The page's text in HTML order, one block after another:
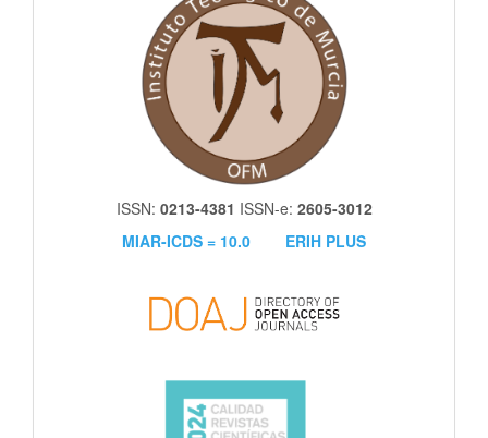
ISSN: 0213-4381 ISSN-e: 2605-3012
MIAR-ICDS = 10.0
ERIH PLUS